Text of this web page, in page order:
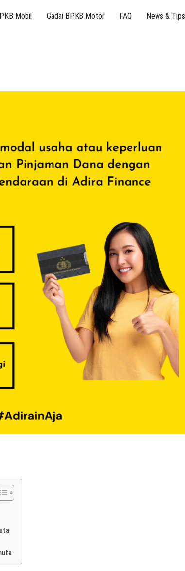
Mobil Gadai BPKB Motor FAQ News & Tips